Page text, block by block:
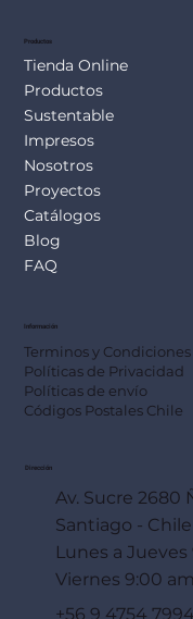
Productos
Tienda Online
Productos
Sustentable
Impresos
Nosotros
Proyectos
Catálogos
Blog
FAQ
Información
Terminos y Condiciones
Políticas de Privacidad
Políticas de envío
Códigos Postales Chile
Dirección
Av. Sucre 2680
Santiago - Chile
Lunes a
Viernes 9:00
+56 9 4754